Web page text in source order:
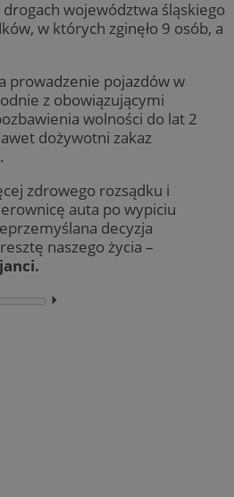
województwa śląskiego
w których zginęło 9 osób, a
prowadzenie pojazdów w
z obowiązującymi
wolności do lat 2
dożywotni zakaz
zdrowego rozsądku i
auta po wypiciu
decyzja
naszego życia –
⏵︎